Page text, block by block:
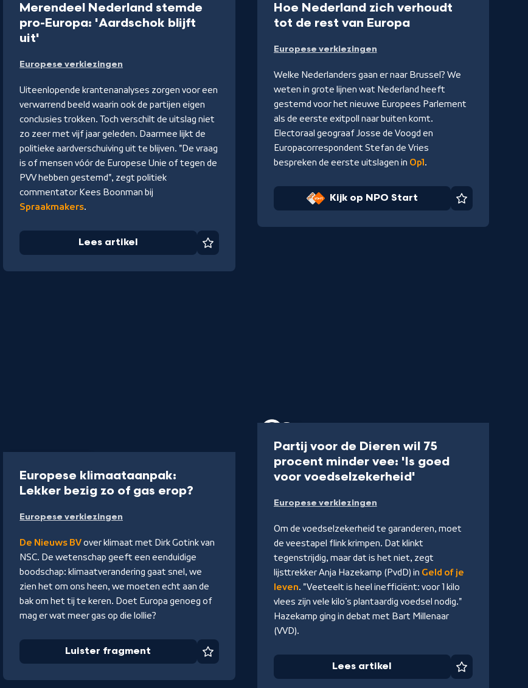
Merendeel Nederland stemde
pro-Europa: 'Aardschok blijft
uit'
artikel
Europese verkiezingen
Uiteenlopende krantenanalyses zorgen voor een
verwarrend beeld waarin ook de partijen eigen
conclusies trokken. Toch verschilt de uitslag niet
zo zeer met vijf jaar geleden. Daarmee lijkt de
politieke aardverschuiving uit te blijven. "De vraag
is of mensen vóór de Europese Unie of tegen de
PVV hebben gestemd", zegt politiek
commentator Kees Boonman bij
Spraakmakers.
Lees artikel Favoriet
Hoe Nederland zich verhoudt
tot de rest van Europa-
NPO
Start
Europese verkiezingen
Welke Nederlanders gaan er naar Brussel? We
weten in grote lijnen wat Nederland heeft
gestemd voor het nieuwe Europees Parlement
als de eerste exitpoll naar buiten komt.
Electoraal geograaf Josse de Voogd en
Europacorrespondent Stefan de Vries
bespreken de eerste uitslagen in Op1.
Kijk op NPO Start Favoriet
Partij voor de Dieren wil 75
procent minder vee: 'Is goed
voor voedselzekerheid'-
Europese verkiezingen
Om de voedselzekerheid te garanderen, moet
de veestapel flink krimpen. Dat klinkt
tegenstrijdig, maar dat is het niet, zegt
lijsttrekker Anja Hazekamp (PvdD) in Geld of je
leven. "Veeteelt is heel inefficiënt: voor 1 kilo
vlees zijn vele kilo’s plantaardig voedsel nodig."
Hazekamp ging in debat met Bart Millenaar
(VVD).
Lees artikel Favoriet
Europese klimaataanpak:
Lekker bezig zo of gas erop?
Europese verkiezingen
De Nieuws BVover klimaat met Dirk Gotink van
NSC. De wetenschap geeft een eenduidige
boodschap: klimaatverandering gaat snel, we
zien het om ons heen, we moeten echt aan de
bak om het tij te keren. Doet Europa genoeg of
mag er wat meer gas op die lollie?
Luister fragment Favoriet